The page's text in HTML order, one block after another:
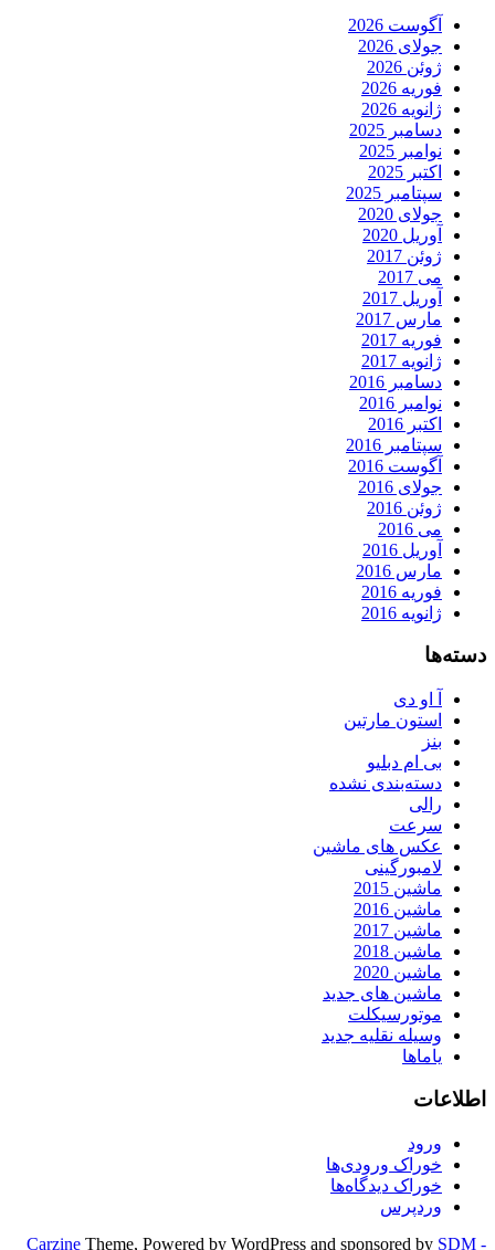
آگوست 2026
جولای 2026
ژوئن 2026
فوریه 2026
ژانویه 2026
دسامبر 2025
نوامبر 2025
اکتبر 2025
سپتامبر 2025
جولای 2020
آوریل 2020
ژوئن 2017
می 2017
آوریل 2017
مارس 2017
فوریه 2017
ژانویه 2017
دسامبر 2016
نوامبر 2016
اکتبر 2016
سپتامبر 2016
آگوست 2016
جولای 2016
ژوئن 2016
می 2016
آوریل 2016
مارس 2016
فوریه 2016
ژانویه 2016
دسته‌ها
آ او دی
استون مارتین
بنز
بی ام دبلیو
دسته‌بندی نشده
رالی
سرعت
عکس های ماشین
لامبورگینی
ماشین 2015
ماشین 2016
ماشین 2017
ماشین 2018
ماشین 2020
ماشین های جدید
موتورسیکلت
وسیله نقلیه جدید
یاماها
اطلاعات
ورود
خوراک ورودی‌ها
خوراک دیدگاه‌ها
وردپرس
Carzine Theme, Powered by WordPress and sponsored by SDM -